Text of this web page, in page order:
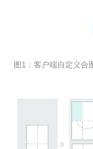
图1：客户端自定义合